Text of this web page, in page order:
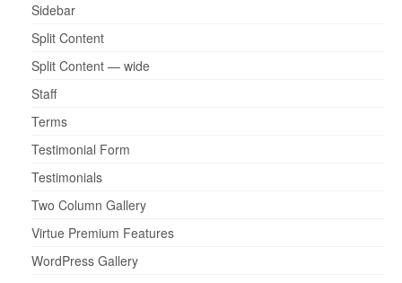
Sidebar
Split Content
Split Content — wide
Staff
Terms
Testimonial Form
Testimonials
Two Column Gallery
Virtue Premium Features
WordPress Gallery